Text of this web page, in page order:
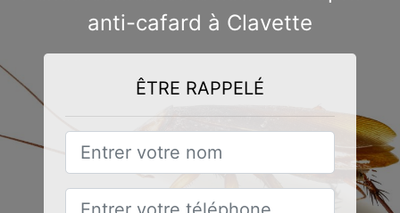
anti-cafard à Clavette
ÊTRE RAPPELÉ